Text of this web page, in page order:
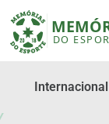
Internacional